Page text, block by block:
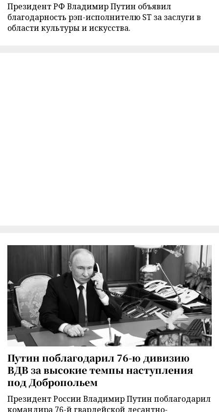
Президент РФ Владимир Путин объявил
благодарность рэп-исполнителю ST за заслуги в
области культуры и искусства.
Путин поблагодарил 76-ю дивизию
ВДВ за высокие темпы наступления
под Добропольем
Президент России Владимир Путин поблагодарил
командира 76-й гвардейской десантно-